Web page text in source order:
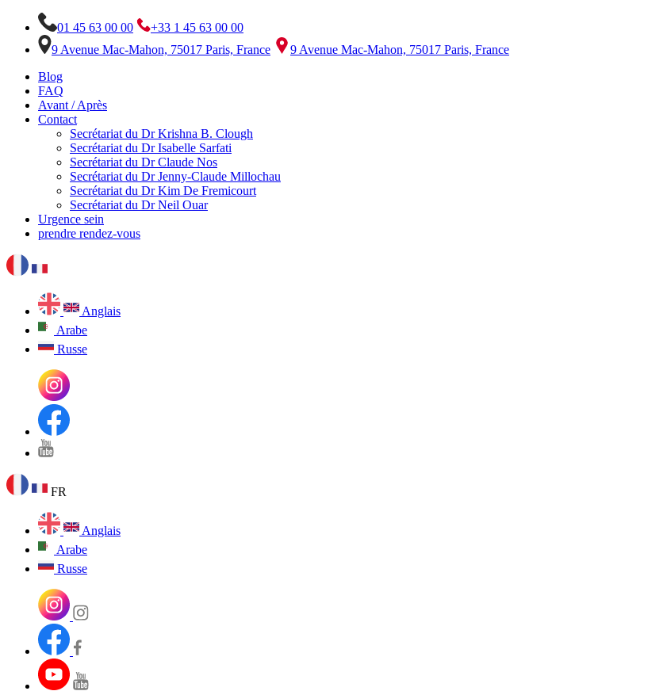
01 45 63 00 00
+33 1 45 63 00 00
9 Avenue Mac-Mahon, 75017 Paris, France
9 Avenue Mac-Mahon, 75017 Paris, France
Blog
FAQ
Avant / Après
Contact
Secrétariat du Dr Krishna B. Clough
Secrétariat du Dr Isabelle Sarfati
Secrétariat du Dr Claude Nos
Secrétariat du Dr Jenny-Claude Millochau
Secrétariat du Dr Kim De Fremicourt
Secrétariat du Dr Neil Ouar
Urgence sein
prendre rendez-vous
Anglais
Arabe
Russe
FR
Anglais
Arabe
Russe